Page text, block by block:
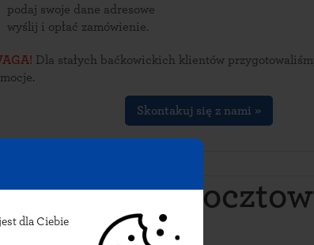
dla Ciebie
podaj swoje dane adresowe
wyślij i opłać zamówienie.
Dla stałych baćkowickich klientów
Skontakuj się z nami »
urzędów